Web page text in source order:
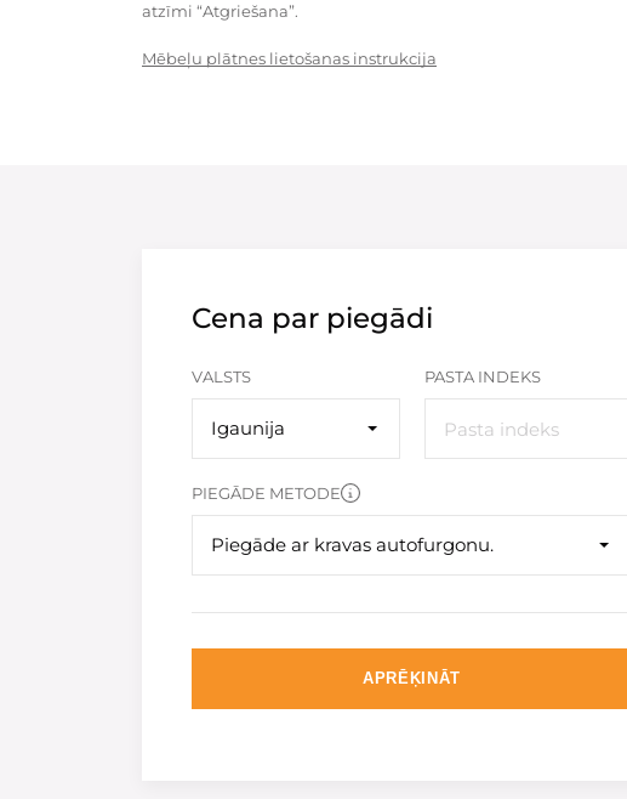
atzīmi “Atgriešana”.
Mēbeļu plātnes lietošanas instrukcija
Cena par piegādi
VALSTS
Igaunija
PASTA INDEKS
PIEGĀDE METODE
Piegāde ar kravas autofurgonu.
APRĒĶINĀT